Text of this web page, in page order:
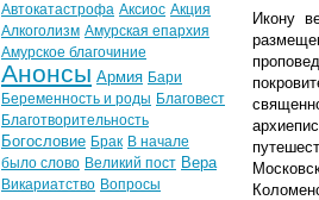
Икону
Автокатастрофа Аксиос Акция
Алкоголизм Амурская епархия
Амурское благочиние
Анонсы Армия Бари
Беременность и роды Благовест
Благотворительность
Богословие Брак В начале
было слово Великий пост Вера
Викариатство Вопросы